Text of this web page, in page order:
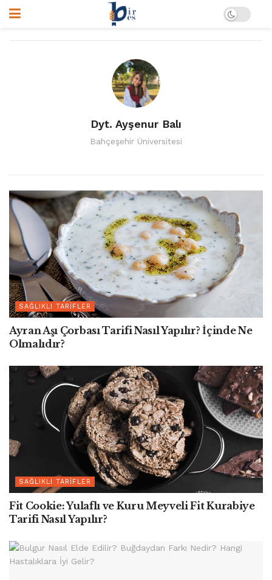
Dyt. Ayşenur Balı
Bahçeşehir Üniversitesi
SAĞLIKLI TARIFLER
Ayran Aşı Çorbası Tarifi Nasıl Yapılır? İçinde Ne
Olmalıdır?
SAĞLIKLI TARIFLER
Fit Cookie: Yulaflı ve Kuru Meyveli Fit Kurabiye
Tarifi Nasıl Yapılır?